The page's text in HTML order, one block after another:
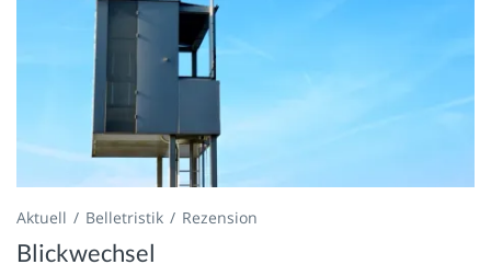
Aktuell Belletristik Rezension
Blickwechsel